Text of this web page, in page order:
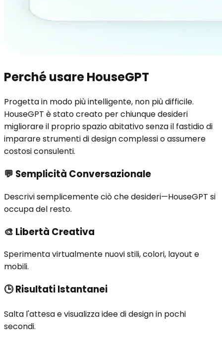
Perché usare HouseGPT
Progetta in modo più intelligente, non più difficile.
HouseGPT è stato creato per chiunque desideri
migliorare il proprio spazio abitativo senza il fastidio di
imparare strumenti di design complessi o assumere
costosi consulenti.
💬 Semplicità Conversazionale
Descrivi semplicemente ciò che desideri—HouseGPT si
occupa del resto.
🎨 Libertà Creativa
Sperimenta virtualmente nuovi stili, colori, layout e
mobili.
🕒Risultati Istantanei
Salta l'attesa e visualizza idee di design in pochi
secondi.